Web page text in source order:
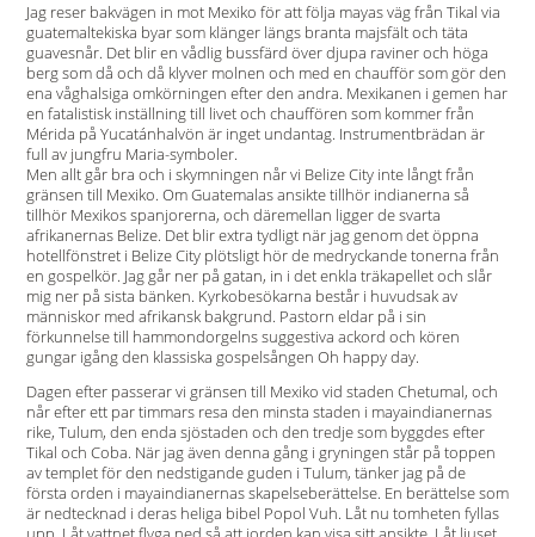
Jag reser bakvägen in mot Mexiko för att följa mayas väg från Tikal via
guatemaltekiska byar som klänger längs branta majsfält och täta
guavesnår. Det blir en vådlig bussfärd över djupa raviner och höga
berg som då och då klyver molnen och med en chaufför som gör den
ena våghalsiga omkörningen efter den andra. Mexikanen i gemen har
en fatalistisk inställning till livet och chauffören som kommer från
Mérida på Yucatánhalvön är inget undantag. Instrumentbrädan är
full av jungfru Maria-symboler.
Men allt går bra och i skymningen når vi Belize City inte långt från
gränsen till Mexiko. Om Guatemalas ansikte tillhör indianerna så
tillhör Mexikos spanjorerna, och däremellan ligger de svarta
afrikanernas Belize. Det blir extra tydligt när jag genom det öppna
hotellfönstret i Belize City plötsligt hör de medryckande tonerna från
en gospelkör. Jag går ner på gatan, in i det enkla träkapellet och slår
mig ner på sista bänken. Kyrkobesökarna består i huvudsak av
människor med afrikansk bakgrund. Pastorn eldar på i sin
förkunnelse till hammondorgelns suggestiva ackord och kören
gungar igång den klassiska gospelsången Oh happy day.
Dagen efter passerar vi gränsen till Mexiko vid staden Chetumal, och
når efter ett par timmars resa den minsta staden i mayaindianernas
rike, Tulum, den enda sjöstaden och den tredje som byggdes efter
Tikal och Coba. När jag även denna gång i gryningen står på toppen
av templet för den nedstigande ­guden i Tulum, tänker jag på de
första orden i ­mayaindianernas skapelseberättelse. En berättelse som
är nedtecknad i deras heliga bibel Popol Vuh. Låt nu tomheten fyllas